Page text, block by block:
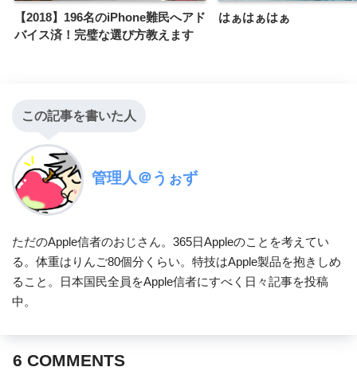
【2018】196名のiPhone難民へアド
バイス済！完璧な選び方教えます
はぁはぁはぁ
この記事を書いた人
管理人＠うぉず
ただのApple信者のおじさん。365日Appleのことを考えてい
る。体重はりんご80個分くらい。特技はApple製品を抱きしめ
ること。日本国民全員をApple信者にすべく日々記事を投稿
中。
6 COMMENTS